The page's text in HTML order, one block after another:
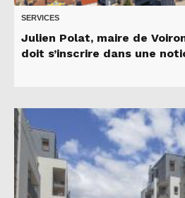
SERVICES
Julien Polat, maire de
doit s’inscrire dans une